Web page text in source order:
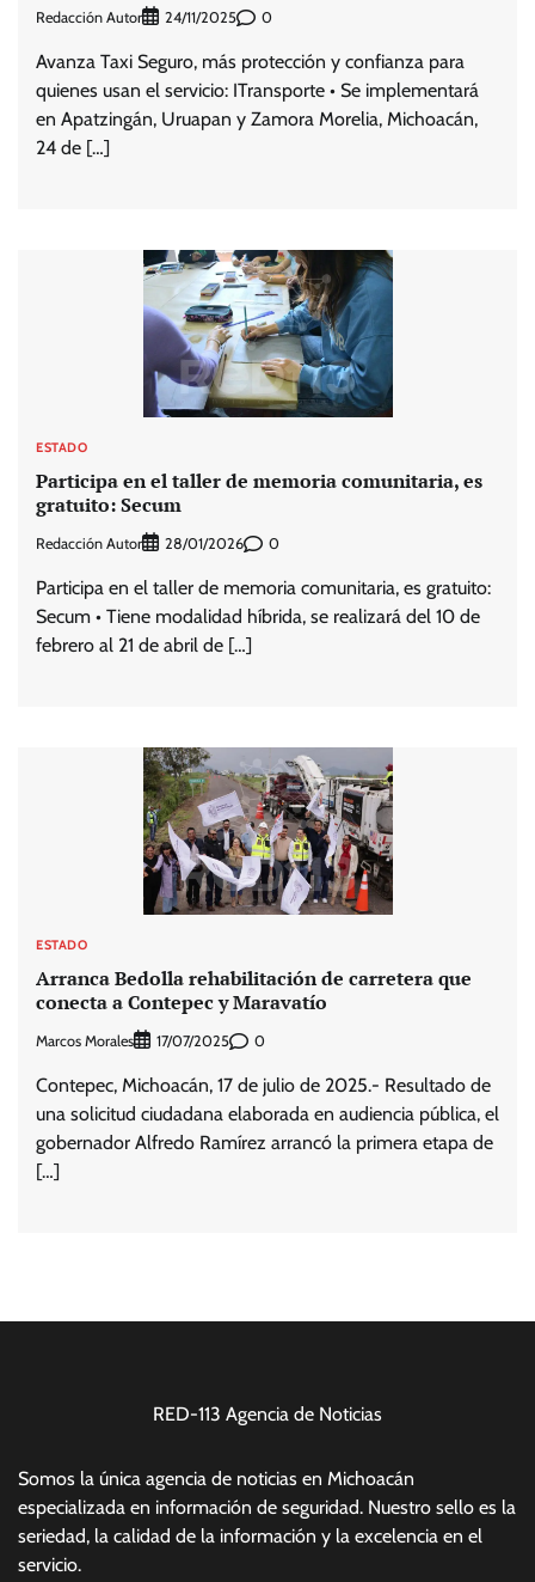
Redacción Autor 24/11/2025 0
Avanza Taxi Seguro, más protección y confianza para
quienes usan el servicio: ITransporte • Se implementará
en Apatzingán, Uruapan y Zamora Morelia, Michoacán,
24 de […]
ESTADO
Participa en el taller de memoria comunitaria, es
gratuito: Secum
Redacción Autor 28/01/2026 0
Participa en el taller de memoria comunitaria, es gratuito:
Secum • Tiene modalidad híbrida, se realizará del 10 de
febrero al 21 de abril de […]
ESTADO
Arranca Bedolla rehabilitación de carretera que
conecta a Contepec y Maravatío
Marcos Morales 17/07/2025 0
Contepec, Michoacán, 17 de julio de 2025.- Resultado de
una solicitud ciudadana elaborada en audiencia pública, el
gobernador Alfredo Ramírez arrancó la primera etapa de
[…]
RED-113 Agencia de Noticias
Somos la única agencia de noticias en Michoacán
especializada en información de seguridad. Nuestro sello es la
seriedad, la calidad de la información y la excelencia en el
servicio.